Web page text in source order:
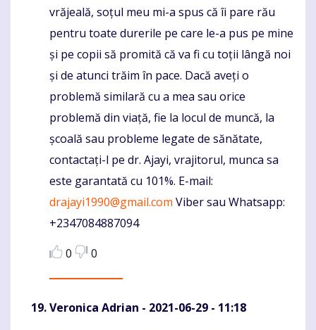
vrăjeală, soțul meu mi-a spus că îi pare rău
pentru toate durerile pe care le-a pus pe mine
și pe copii să promită că va fi cu toții lângă noi
și de atunci trăim în pace. Dacă aveți o
problemă similară cu a mea sau orice
problemă din viață, fie la locul de muncă, la
școală sau probleme legate de sănătate,
contactați-l pe dr. Ajayi, vrajitorul, munca sa
este garantată cu 101%. E-mail:
drajayi1990@gmail.com Viber sau Whatsapp:
+2347084887094
0
0
Veronica Adrian - 2021-06-29 - 11:18